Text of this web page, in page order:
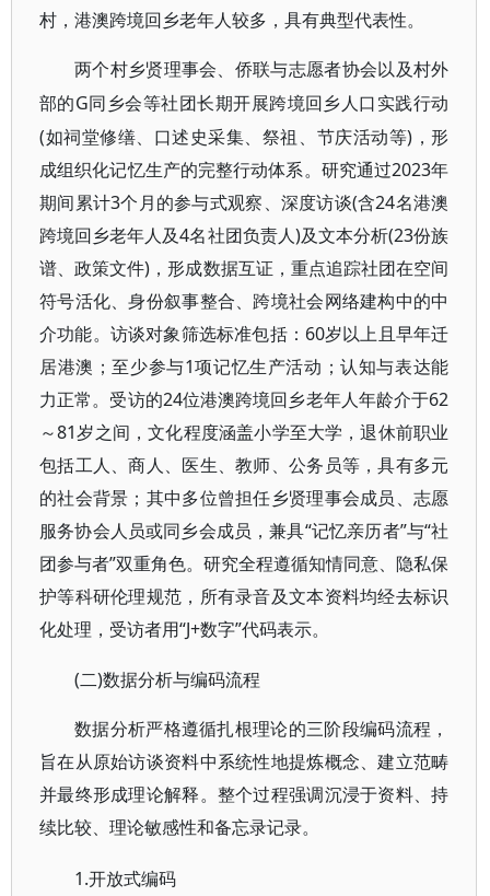
村，港澳跨境回乡老年人较多，具有典型代表性。
两个村乡贤理事会、侨联与志愿者协会以及村外
部的G同乡会等社团长期开展跨境回乡人口实践行动
(如祠堂修缮、口述史采集、祭祖、节庆活动等)，形
成组织化记忆生产的完整行动体系。研究通过2023年
期间累计3个月的参与式观察、深度访谈(含24名港澳
跨境回乡老年人及4名社团负责人)及文本分析(23份族
谱、政策文件)，形成数据互证，重点追踪社团在空间
符号活化、身份叙事整合、跨境社会网络建构中的中
介功能。访谈对象筛选标准包括：60岁以上且早年迁
居港澳；至少参与1项记忆生产活动；认知与表达能
力正常。受访的24位港澳跨境回乡老年人年龄介于62
～81岁之间，文化程度涵盖小学至大学，退休前职业
包括工人、商人、医生、教师、公务员等，具有多元
的社会背景；其中多位曾担任乡贤理事会成员、志愿
服务协会人员或同乡会成员，兼具“记忆亲历者”与“社
团参与者”双重角色。研究全程遵循知情同意、隐私保
护等科研伦理规范，所有录音及文本资料均经去标识
化处理，受访者用“J+数字”代码表示。
(二)数据分析与编码流程
数据分析严格遵循扎根理论的三阶段编码流程，
旨在从原始访谈资料中系统性地提炼概念、建立范畴
并最终形成理论解释。整个过程强调沉浸于资料、持
续比较、理论敏感性和备忘录记录。
1.开放式编码